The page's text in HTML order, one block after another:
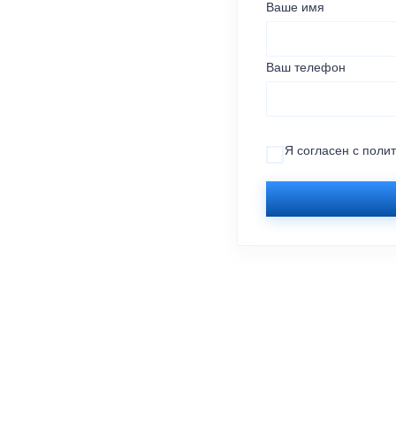
Ваше имя
Ваш телефон
Я согласен с